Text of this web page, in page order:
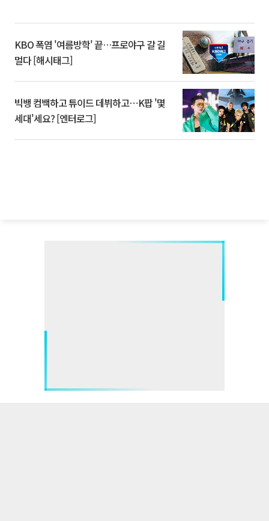
KBO 폭염 '여름방학' 끝…프로야구 갈 길
멀다 [해시태그]
빅뱅 컴백하고 튜이드 데뷔하고⋯K팝 '몇
세대'세요? [엔터로그]